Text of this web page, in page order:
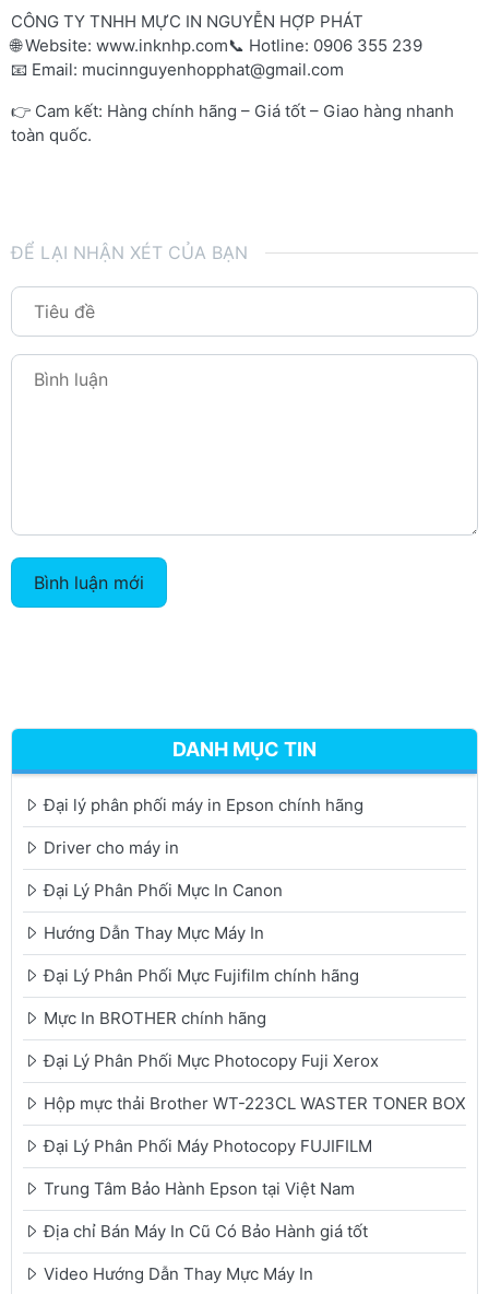
CÔNG TY TNHH MỰC IN NGUYỄN HỢP PHÁT
🌐 Website: www.inknhp.com📞 Hotline: 0906 355 239
📧 Email: mucinnguyenhopphat@gmail.com
👉 Cam kết: Hàng chính hãng – Giá tốt – Giao hàng nhanh
toàn quốc.
ĐỂ LẠI NHẬN XÉT CỦA BẠN
Bình luận mới
DANH MỤC TIN
Đại lý phân phối máy in Epson chính hãng
Driver cho máy in
Đại Lý Phân Phối Mực In Canon
Hướng Dẫn Thay Mực Máy In
Đại Lý Phân Phối Mực Fujifilm chính hãng
Mực In BROTHER chính hãng
Đại Lý Phân Phối Mực Photocopy Fuji Xerox
Hộp mực thải Brother WT-223CL WASTER TONER BOX
Đại Lý Phân Phối Máy Photocopy FUJIFILM
Trung Tâm Bảo Hành Epson tại Việt Nam
Địa chỉ Bán Máy In Cũ Có Bảo Hành giá tốt
Video Hướng Dẫn Thay Mực Máy In